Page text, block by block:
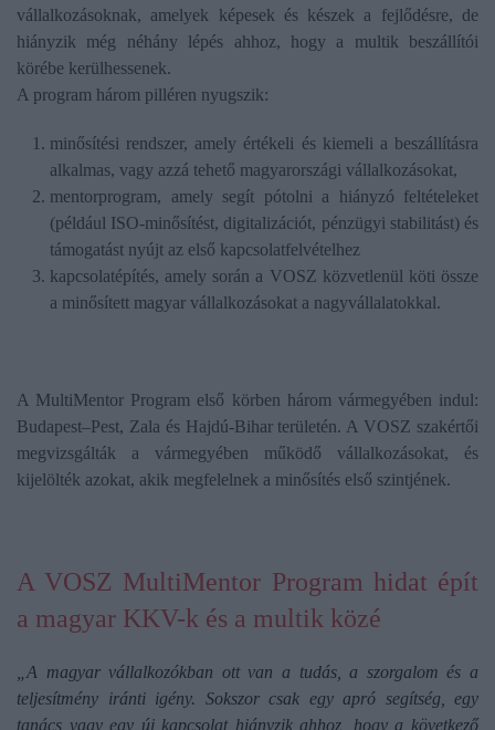
vállalkozásoknak, amelyek képesek és készek a fejlődésre, de
hiányzik még néhány lépés ahhoz, hogy a multik beszállítói
körébe kerülhessenek.
A program három pilléren nyugszik:
minősítési rendszer, amely értékeli és kiemeli a beszállításra
alkalmas, vagy azzá tehető magyarországi vállalkozásokat,
mentorprogram, amely segít pótolni a hiányzó feltételeket
(például ISO-minősítést, digitalizációt, pénzügyi stabilitást) és
támogatást nyújt az első kapcsolatfelvételhez
kapcsolatépítés, amely során a VOSZ közvetlenül köti össze
a minősített magyar vállalkozásokat a nagyvállalatokkal.
A MultiMentor Program első körben három vármegyében indul:
Budapest–Pest, Zala és Hajdú-Bihar területén. A VOSZ szakértői
megvizsgálták a vármegyében működő vállalkozásokat, és
kijelölték azokat, akik megfelelnek a minősítés első szintjének.
A VOSZ MultiMentor Program hidat épít
a magyar KKV-k és a multik közé
„A magyar vállalkozókban ott van a tudás, a szorgalom és a
teljesítmény iránti igény. Sokszor csak egy apró segítség, egy
tanács vagy egy új kapcsolat hiányzik ahhoz, hogy a következő